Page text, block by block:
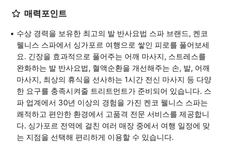
매력포인트
수상 경력을 보유한 최고의 발 반사요법 스파 브랜드, 켄코
웰니스 스파에서 싱가포르 여행으로 쌓인 피로를 풀어보세
요. 긴장을 효과적으로 풀어주는 어깨 마사지, 스트레스를
완화하는 발 반사요법, 혈액순환을 개선해주는 손, 발, 어깨
마사지, 최상의 휴식을 선사하는 1시간 전신 마사지 등 다양
한 요구를 충족시켜줄 트리트먼트가 준비되어 있습니다. 스
파 업계에서 30년 이상의 경험을 가진 켄코 웰니스 스파는
쾌적하고 편안한 환경에서 고품격 전문 서비스를 제공합니
다. 싱가포르 전역에 걸친 여러 매장 중에서 여행 일정에 맞
는 지점을 선택해 편리하게 이용할 수 있습니다.